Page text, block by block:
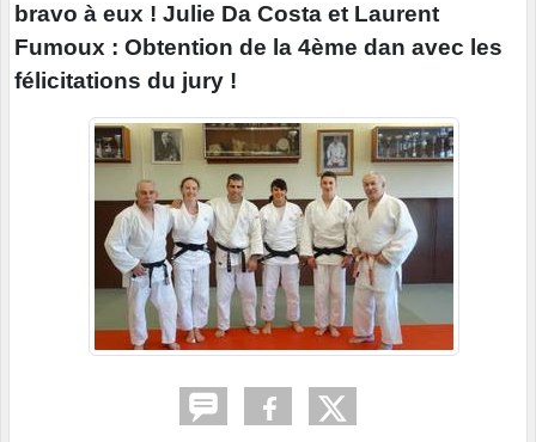
bravo à eux ! Julie Da Costa et Laurent
Fumoux : Obtention de la 4ème dan avec les
félicitations du jury !